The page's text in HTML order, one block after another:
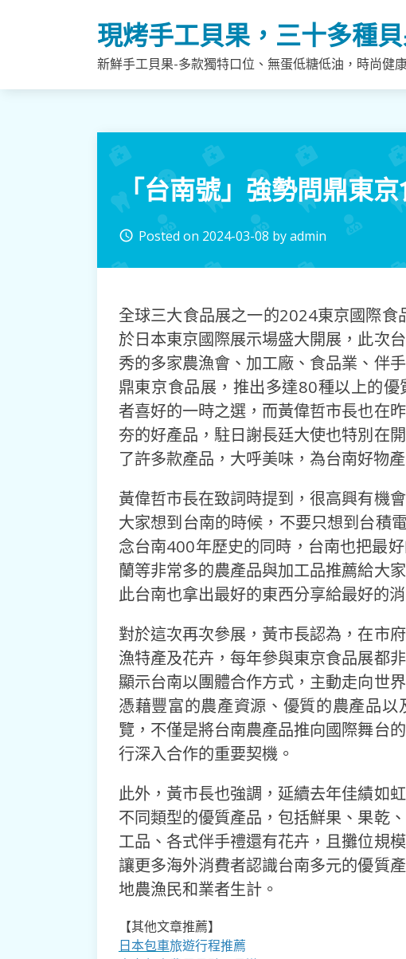
現烤手工貝果，三十多種
新鮮手工貝果-多款獨特口位、無蛋低糖低油，時尚健
「台南號」強勢問鼎東京
access_time Posted on 2024-03-08 byadmin
全球三大食品展之一的2024東京國際食
於日本東京國際展示場盛大開展，此次
秀的多家農漁會、加工廠、食品業、伴
鼎東京食品展，推出多達80種以上的
者喜好的一時之選，而黃偉哲市長也在
夯的好產品，駐日謝長廷大使也特別在
了許多款產品，大呼美味，為台南好物
黃偉哲市長在致詞時提到，很高興有機
大家想到台南的時候，不要只想到台積
念台南400年歷史的同時，台南也把最
蘭等非常多的農產品與加工品推薦給大
此台南也拿出最好的東西分享給最好的消
對於這次再次參展，黃市長認為，在市
漁特產及花卉，每年參與東京食品展都
顯示台南以團體合作方式，主動走向世
憑藉豐富的農產資源、優質的農產品
覽，不僅是將台南農產品推向國際舞台
行深入合作的重要契機。
此外，黃市長也強調，延續去年佳績如
不同類型的優質產品，包括鮮果、果乾
工品、各式伴手禮還有花卉，且攤位規
讓更多海外消費者認識台南多元的優質
地農漁民和業者生計。
【其他文章推薦】
日本包車旅遊行程推薦